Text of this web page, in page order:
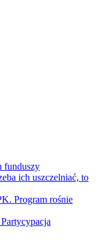
funduszy
ich uszczelniać, to
Program rośnie